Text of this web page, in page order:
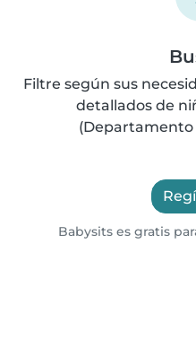
Filtre según sus
detallados de
(Departamento
Babysits es gratis